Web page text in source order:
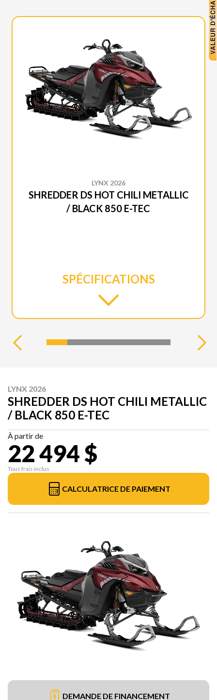
LYNX 2026
SHREDDER DS HOT CHILI METALLIC
/ BLACK 850 E-TEC
SPÉCIFICATIONS
LYNX 2026
SHREDDER DS HOT CHILI METALLIC
/ BLACK 850 E-TEC
À partir de
22 494 $
Tous frais inclus
CALCULATRICE DE PAIEMENT
DEMANDE DE FINANCEMENT